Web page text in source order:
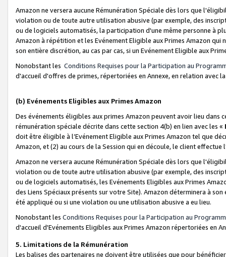
Amazon ne versera aucune Rémunération Spéciale dès lors que
violation ou de toute autre utilisation abusive (par exemple, des
ou de logiciels automatisés, la participation d'une même personne à
Amazon à répétition et les Evénement Eligible aux Primes Amazon qui
son entière discrétion, au cas par cas, si un Evénement Eligible aux
Nonobstant les Conditions Requises pour la Participation au
d'accueil d'offres de primes, répertoriées en Annexe, en relation avec
(b) Evénements Eligibles aux Primes Amazon
Des événements éligibles aux primes Amazon peuvent avoir lieu dans
rémunération spéciale décrite dans cette section 4(b) en lien avec les «
doit être éligible à l’Evénement Eligible aux Primes Amazon tel que
Amazon, et (2) au cours de la Session qui en découle, le client
Amazon ne versera aucune Rémunération Spéciale dès lors que
violation ou de toute autre utilisation abusive (par exemple, des
ou de logiciels automatisés, les Evénements Eligibles aux Primes
des Liens Spéciaux présents sur votre Site). Amazon déterminera à
été appliqué ou si une violation ou une utilisation abusive a eu lieu.
Nonobstant les Conditions Requises pour la Participation au
d'accueil d'Evénements Eligibles aux Primes Amazon répertoriées en
5. Limitations de la Rémunération
Les balises des partenaires ne doivent être utilisées que pour